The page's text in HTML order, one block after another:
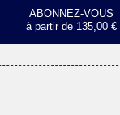
ABONNEZ-VOUS
à partir de 135,00 €